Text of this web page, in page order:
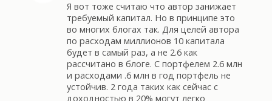
Я вот тоже считаю что автор занижает
требуемый капитал. Но в принципе это
во многих блогах так. Для целей автора
по расходам миллионов 10 капитала
будет в самый раз, а не 2.6 как
рассчитано в блоге. С портфелем 2.6 млн
и расходами .6 млн в год портфель не
устойчив. 2 года таких как сейчас с
доходностью в 20% могут легко